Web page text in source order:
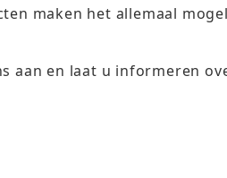
maken het allemaal
aan en laat u informeren